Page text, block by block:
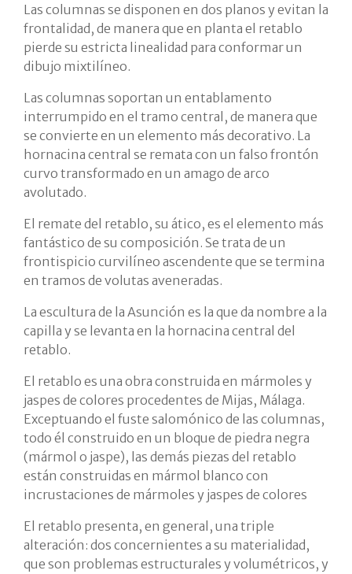
Las columnas se disponen en dos planos y evitan la
frontalidad, de manera que en planta el retablo
pierde su estricta linealidad para conformar un
dibujo mixtilíneo.
Las columnas soportan un entablamento
interrumpido en el tramo central, de manera que
se convierte en un elemento más decorativo. La
hornacina central se remata con un falso frontón
curvo transformado en un amago de arco
avolutado.
El remate del retablo, su ático, es el elemento más
fantástico de su composición. Se trata de un
frontispicio curvilíneo ascendente que se termina
en tramos de volutas aveneradas.
La escultura de la Asunción es la que da nombre a la
capilla y se levanta en la hornacina central del
retablo.
El retablo es una obra construida en mármoles y
jaspes de colores procedentes de Mijas, Málaga.
Exceptuando el fuste salomónico de las columnas,
todo él construido en un bloque de piedra negra
(mármol o jaspe), las demás piezas del retablo
están construidas en mármol blanco con
incrustaciones de mármoles y jaspes de colores
El retablo presenta, en general, una triple
alteración: dos concernientes a su materialidad,
que son problemas estructurales y volumétricos, y